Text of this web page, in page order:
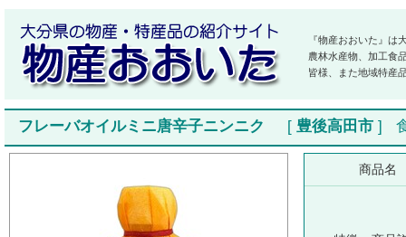
『物産おおいた』は
農林水産物、加工食
皆様、また地域特産
フレーバオイルミニ唐辛子ニンニク [ 豊後高田市 ]
商品名